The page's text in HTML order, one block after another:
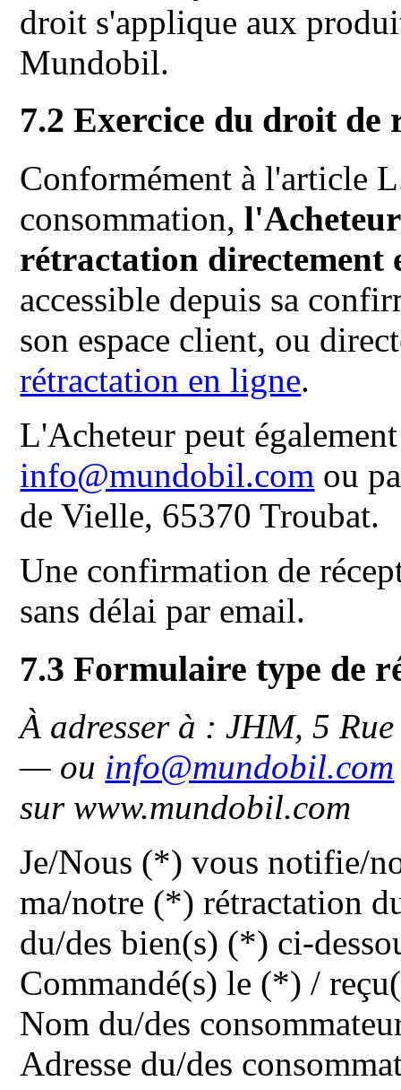
droit s'applique aux
Mundobil.
7.2 Exercice du droit de
Conformément à l'article
consommation,
rétractation directement
accessible depuis sa
son espace client, ou
rétractation en ligne.
L'Acheteur peut
info@mundobil.com ou
de Vielle, 65370 Troubat.
Une confirmation de
sans délai par email.
7.3 Formulaire type de
À adresser à : JHM, 5
— ou info@mundobil.com
sur www.mundobil.com
Je/Nous (*) vous notifie/
ma/notre (*) rétractation
du/des bien(s) (*) ci-
Commandé(s) le (*) /
Nom du/des
Adresse du/des